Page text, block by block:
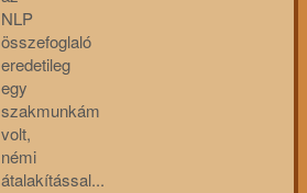
NLP
összefoglaló
eredetileg
egy
szakmunkám
volt,
némi
átalakítással...